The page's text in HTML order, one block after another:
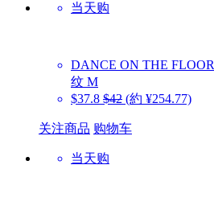
当天购
DANCE ON THE FLOOR
纹 M
$37.8 $42 (約 ¥254.77)
关注商品 购物车
当天购